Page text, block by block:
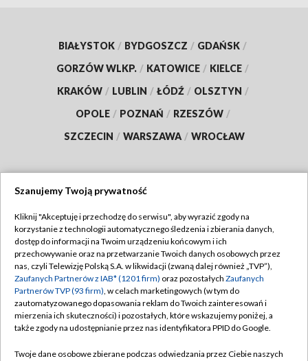
BIAŁYSTOK / BYDGOSZCZ / GDAŃSK /
GORZÓW WLKP. / KATOWICE / KIELCE /
KRAKÓW / LUBLIN / ŁÓDŹ / OLSZTYN /
OPOLE / POZNAŃ / RZESZÓW /
SZCZECIN / WARSZAWA / WROCŁAW
TVP
Abonament TVP
Emisja w TVP
Centrum informacji TVP
Naziemna Telewizja Cyfrowa
Regulamin TVP
Polityka prywatności
Moje zgody
Pomoc
Szanujemy Twoją prywatność
Kliknij "Akceptuję i przechodzę do serwisu", aby wyrazić zgody na
korzystanie z technologii automatycznego śledzenia i zbierania danych,
dostęp do informacji na Twoim urządzeniu końcowym i ich
przechowywanie oraz na przetwarzanie Twoich danych osobowych przez
nas, czyli Telewizję Polską S.A. w likwidacji (zwaną dalej również „TVP”),
Zaufanych Partnerów z IAB* (1201 firm) oraz pozostałych Zaufanych
Partnerów TVP (93 firm), w celach marketingowych (w tym do
zautomatyzowanego dopasowania reklam do Twoich zainteresowań i
mierzenia ich skuteczności) i pozostałych, które wskazujemy poniżej, a
także zgody na udostępnianie przez nas identyfikatora PPID do Google.
Twoje dane osobowe zbierane podczas odwiedzania przez Ciebie naszych